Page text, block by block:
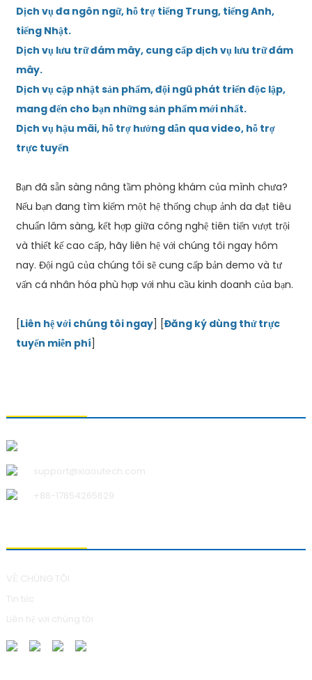
Dịch vụ đa ngôn ngữ, hỗ trợ tiếng Trung, tiếng Anh,
tiếng Nhật.
Dịch vụ lưu trữ đám mây, cung cấp dịch vụ lưu trữ đám
mây.
Dịch vụ cập nhật sản phẩm, đội ngũ phát triển độc lập,
mang đến cho bạn những sản phẩm mới nhất.
Dịch vụ hậu mãi, hỗ trợ hướng dẫn qua video, hỗ trợ
trực tuyến
Bạn đã sẵn sàng nâng tầm phòng khám của mình chưa?
Nếu bạn đang tìm kiếm một hệ thống chụp ảnh da đạt tiêu
chuẩn lâm sàng, kết hợp giữa công nghệ tiên tiến vượt trội
và thiết kế cao cấp, hãy liên hệ với chúng tôi ngay hôm
nay. Đội ngũ của chúng tôi sẽ cung cấp bản demo và tư
vấn cá nhân hóa phù hợp với nhu cầu kinh doanh của bạn.
[Liên hệ với chúng tôi ngay] [Đăng ký dùng thử trực
tuyến miễn phí]
support@xiaoutech.com
+86-17854265629
VỀ CHÚNG TÔI
Tin tức
Liên hệ với chúng tôi